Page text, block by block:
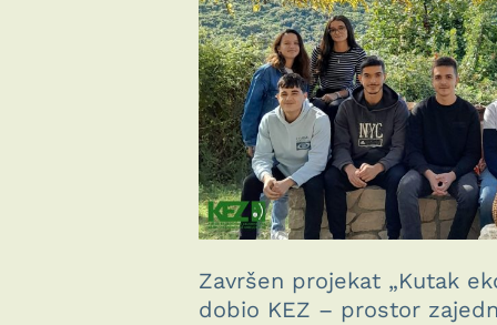
Završen projekat „Kutak
dobio KEZ – prostor